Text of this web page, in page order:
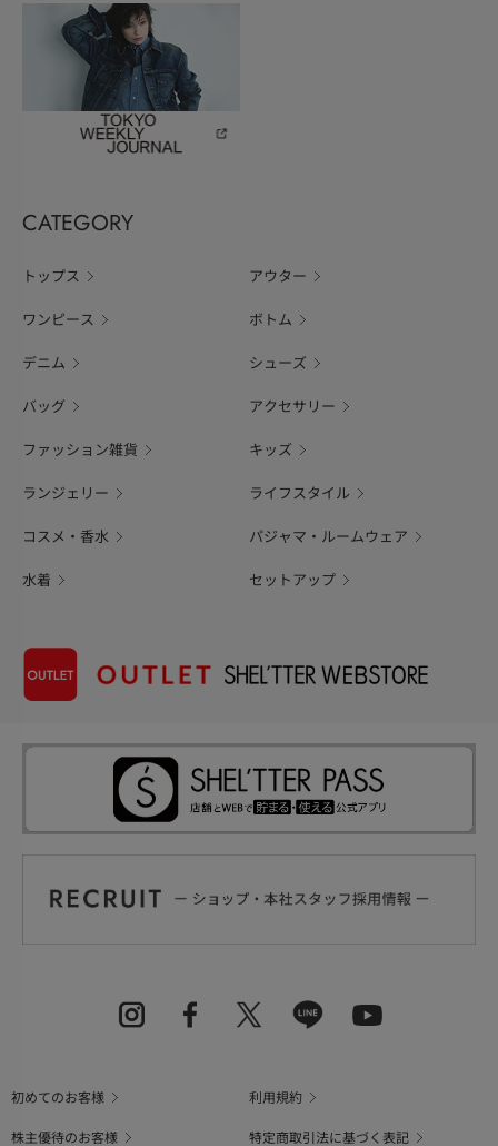
CATEGORY
トップス アウター
ワンピース ボトム
デニム シューズ
バッグ アクセサリー
ファッション雑貨 キッズ
ランジェリー ライフスタイル
コスメ・香水 パジャマ・ルームウェア
水着 セットアップ
初めてのお客様
利用規約
株主優待のお客様
特定商取引法に基づく表記